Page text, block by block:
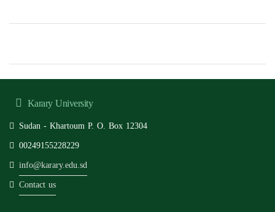
Karary University
Sudan - Khartoum P. O. Box 12304
00249155228229
info@karary.edu.sd
Contact us